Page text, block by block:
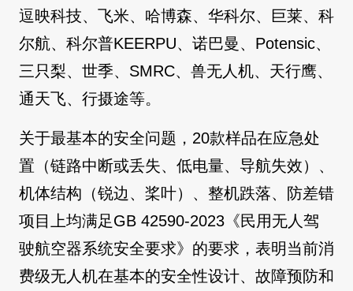
逗映科技、飞米、哈博森、华科尔、巨莱、科
尔航、科尔普KEERPU、诺巴曼、Potensic、
三只梨、世季、SMRC、兽无人机、天行鹰、
通天飞、行摄途等。
关于最基本的安全问题，20款样品在应急处
置（链路中断或丢失、低电量、导航失效）、
机体结构（锐边、桨叶）、整机跌落、防差错
项目上均满足GB 42590-2023《民用无人驾
驶航空器系统安全要求》的要求，表明当前消
费级无人机在基本的安全性设计、故障预防和